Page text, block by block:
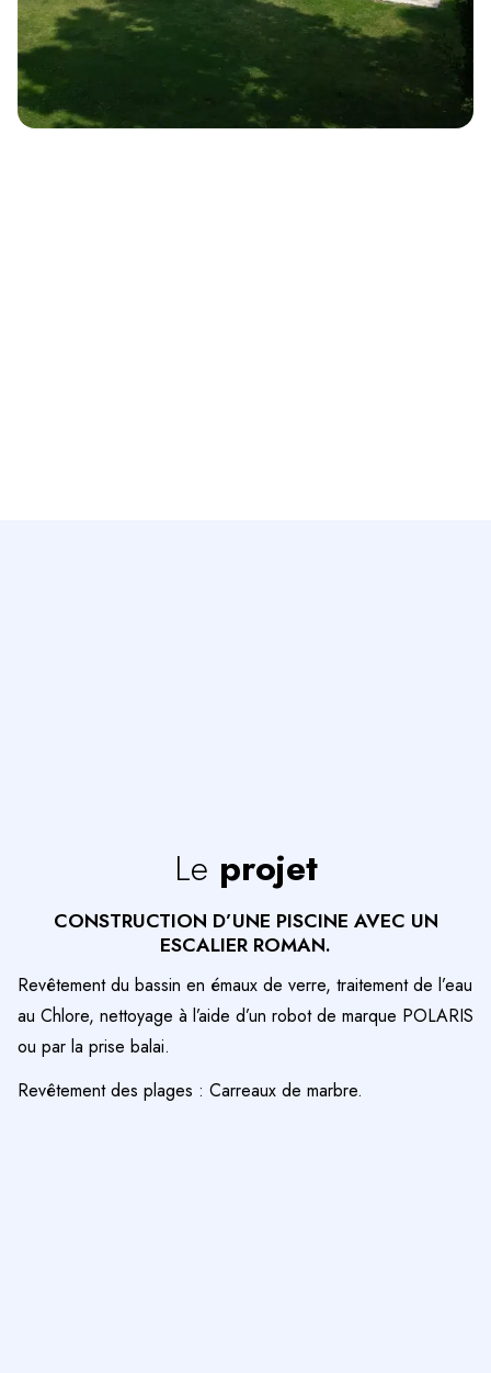
Le projet
CONSTRUCTION D’UNE PISCINE AVEC UN
ESCALIER ROMAN.
Revêtement du bassin en émaux de verre, traitement de l’eau
au Chlore, nettoyage à l’aide d’un robot de marque POLARIS
ou par la prise balai.
Revêtement des plages : Carreaux de marbre.